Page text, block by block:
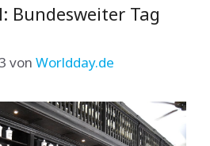
Bundesweiter Tag
von Worldday.de